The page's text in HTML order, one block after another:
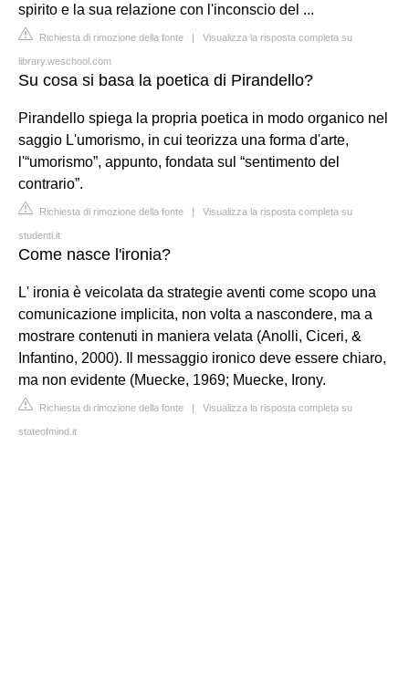
spirito e la sua relazione con l'inconscio del ...
Richiesta di rimozione della fonte | Visualizza la risposta completa su
library.weschool.com
Su cosa si basa la poetica di Pirandello?
Pirandello spiega la propria poetica in modo organico nel
saggio L'umorismo, in cui teorizza una forma d'arte,
l'“umorismo”, appunto, fondata sul “sentimento del
contrario”.
Richiesta di rimozione della fonte | Visualizza la risposta completa su
studenti.it
Come nasce l'ironia?
L' ironia è veicolata da strategie aventi come scopo una
comunicazione implicita, non volta a nascondere, ma a
mostrare contenuti in maniera velata (Anolli, Ciceri, &
Infantino, 2000). Il messaggio ironico deve essere chiaro,
ma non evidente (Muecke, 1969; Muecke, Irony.
Richiesta di rimozione della fonte | Visualizza la risposta completa su
stateofmind.it